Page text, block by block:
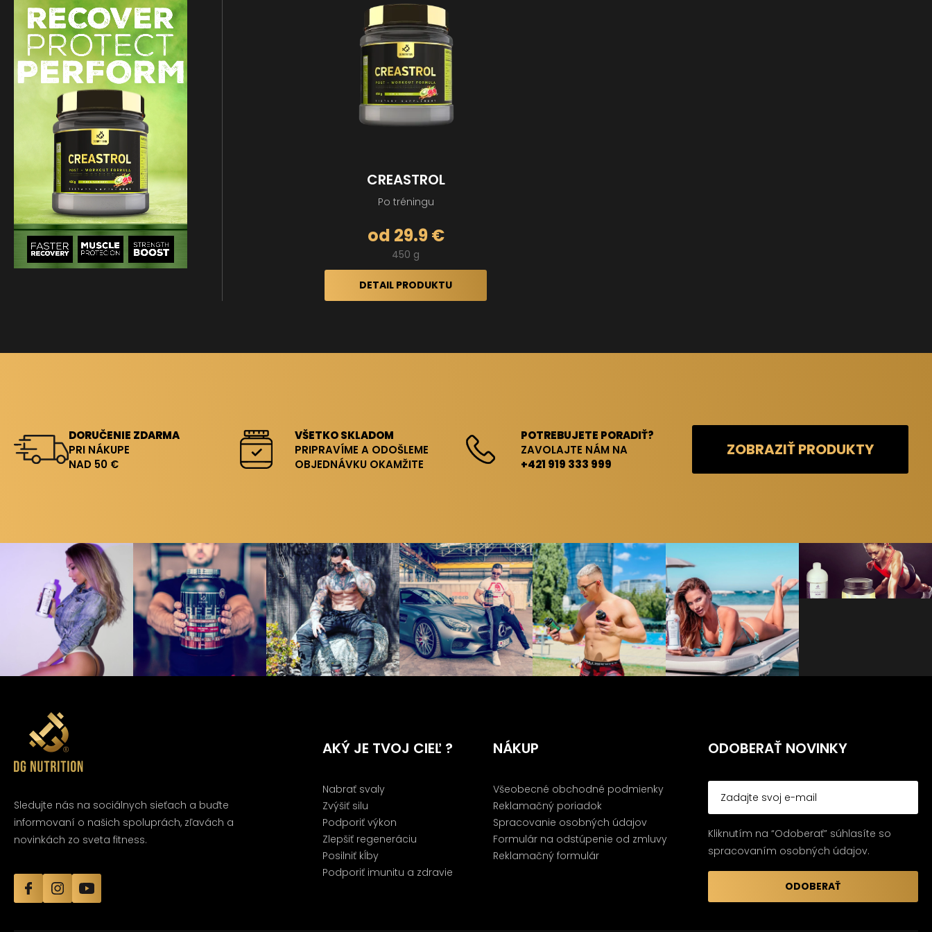
CREASTROL
Po tréningu
od 29.9 €
450 g
DETAIL PRODUKTU
DORUČENIE ZDARMA
PRI NÁKUPE
NAD 50 €
VŠETKO SKLADOM
PRIPRAVÍME A ODOŠLEME
OBJEDNÁVKU OKAMŽITE
POTREBUJETE PORADIŤ?
ZAVOLAJTE NÁM NA
+421 919 333 999
ZOBRAZIŤ PRODUKTY
Sledujte nás na sociálnych sieťach a buďte
informovaní o našich spoluprách, zľavách a
novinkách zo sveta fitness.
AKÝ JE TVOJ CIEĽ ?
Nabrať svaly
Zvýšiť silu
Podporiť výkon
Zlepšiť regeneráciu
Posilniť kĺby
Podporiť imunitu a zdravie
NÁKUP
Všeobecné obchodné podmienky
Reklamačný poriadok
Spracovanie osobných údajov
Formulár na odstúpenie od zmluvy
Reklamačný formulár
ODOBERAŤ NOVINKY
Kliknutím na “Odoberať” súhlasíte so
spracovaním osobných údajov.
ODOBERAŤ